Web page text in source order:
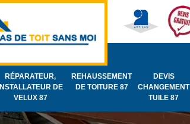
RÉPARATEUR,
INSTALLATEUR DE
VELUX 87
REHAUSSEMENT
DE TOITURE 87
DEVIS
CHANGEMENT
TUILE 87